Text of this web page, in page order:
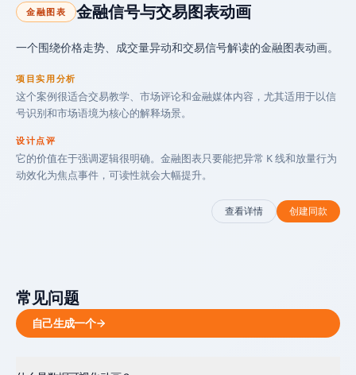
金融图表 金融信号与交易图表动画
一个围绕价格走势、成交量异动和交易信号解读的金融图表动画。
项目实用分析
这个案例很适合交易教学、市场评论和金融媒体内容，尤其适用于以信
号识别和市场语境为核心的解释场景。
设计点评
它的价值在于强调逻辑很明确。金融图表只要能把异常 K 线和放量行为
动效化为焦点事件，可读性就会大幅提升。
查看详情 创建同款
常见问题
自己生成一个